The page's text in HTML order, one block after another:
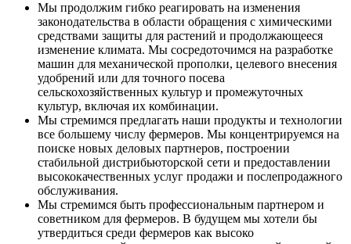
Мы продолжим гибко реагировать на изменения
законодательства в области обращения с химическими
средствами защиты для растений и продолжающееся
изменение климата. Мы сосредоточимся на разработке
машин для механической прополки, целевого внесения
удобрений или для точного посева
сельскохозяйственных культур и промежуточных
культур, включая их комбинации.
Мы стремимся предлагать наши продукты и технологии
все большему числу фермеров. Мы концентрируемся на
поиске новых деловых партнеров, построении
стабильной дистрибьюторской сети и предоставлении
высококачественных услуг продажи и послепродажного
обслуживания.
Мы стремимся быть профессиональным партнером и
советником для фермеров. В будущем мы хотели бы
утвердиться среди фермеров как высоко